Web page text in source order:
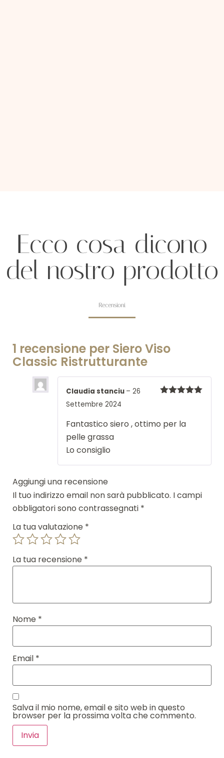
Ecco cosa dicono
del nostro prodotto
Recensioni
1 recensione per Siero Viso
Classic Ristrutturante
Claudia stanciu – 26
Settembre 2024
Fantastico siero , ottimo per la
pelle grassa
Lo consiglio
Aggiungi una recensione
Il tuo indirizzo email non sarà pubblicato. I campi
obbligatori sono contrassegnati *
La tua valutazione *
La tua recensione *
Nome *
Email *
Salva il mio nome, email e sito web in questo
browser per la prossima volta che commento.